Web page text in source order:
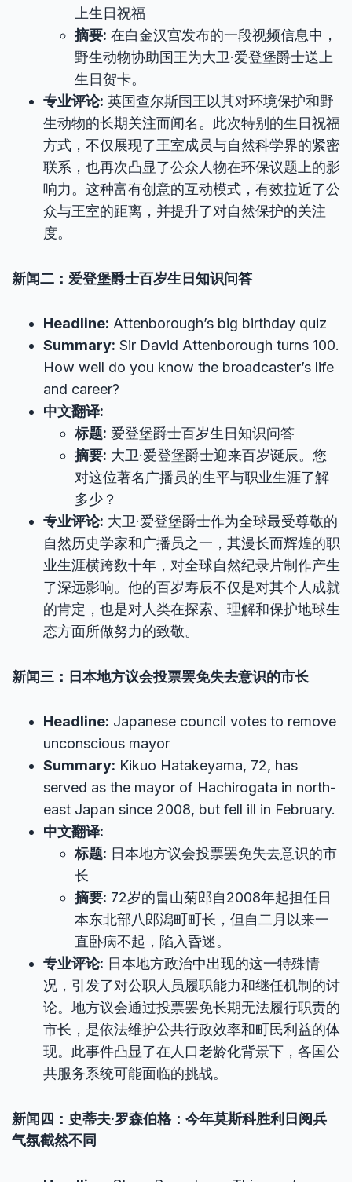
上生日祝福
摘要: 在白金汉宫发布的一段视频信息中，
野生动物协助国王为大卫·爱登堡爵士送上
生日贺卡。
专业评论: 英国查尔斯国王以其对环境保护和野
生动物的长期关注而闻名。此次特别的生日祝福
方式，不仅展现了王室成员与自然科学界的紧密
联系，也再次凸显了公众人物在环保议题上的影
响力。这种富有创意的互动模式，有效拉近了公
众与王室的距离，并提升了对自然保护的关注
度。
新闻二：爱登堡爵士百岁生日知识问答
Headline: Attenborough’s big birthday quiz
Summary: Sir David Attenborough turns 100.
How well do you know the broadcaster’s life
and career?
中文翻译:
标题: 爱登堡爵士百岁生日知识问答
摘要: 大卫·爱登堡爵士迎来百岁诞辰。您
对这位著名广播员的生平与职业生涯了解
多少？
专业评论: 大卫·爱登堡爵士作为全球最受尊敬的
自然历史学家和广播员之一，其漫长而辉煌的职
业生涯横跨数十年，对全球自然纪录片制作产生
了深远影响。他的百岁寿辰不仅是对其个人成就
的肯定，也是对人类在探索、理解和保护地球生
态方面所做努力的致敬。
新闻三：日本地方议会投票罢免失去意识的市长
Headline: Japanese council votes to remove
unconscious mayor
Summary: Kikuo Hatakeyama, 72, has
served as the mayor of Hachirogata in north-
east Japan since 2008, but fell ill in February.
中文翻译:
标题: 日本地方议会投票罢免失去意识的市
长
摘要: 72岁的畠山菊郎自2008年起担任日
本东北部八郎潟町町长，但自二月以来一
直卧病不起，陷入昏迷。
专业评论: 日本地方政治中出现的这一特殊情
况，引发了对公职人员履职能力和继任机制的讨
论。地方议会通过投票罢免长期无法履行职责的
市长，是依法维护公共行政效率和町民利益的体
现。此事件凸显了在人口老龄化背景下，各国公
共服务系统可能面临的挑战。
新闻四：史蒂夫·罗森伯格：今年莫斯科胜利日阅兵
气氛截然不同